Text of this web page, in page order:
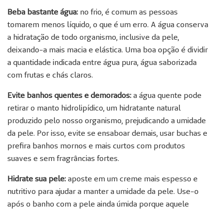
Beba bastante água: no frio, é comum as pessoas
tomarem menos líquido, o que é um erro. A água conserva
a hidratação de todo organismo, inclusive da pele,
deixando-a mais macia e elástica. Uma boa opção é dividir
a quantidade indicada entre água pura, água saborizada
com frutas e chás claros.
Evite banhos quentes e demorados: a água quente pode
retirar o manto hidrolipídico, um hidratante natural
produzido pelo nosso organismo, prejudicando a umidade
da pele. Por isso, evite se ensaboar demais, usar buchas e
prefira banhos mornos e mais curtos com produtos
suaves e sem fragrâncias fortes.
Hidrate sua pele: aposte em um creme mais espesso e
nutritivo para ajudar a manter a umidade da pele. Use-o
após o banho com a pele ainda úmida porque aquele